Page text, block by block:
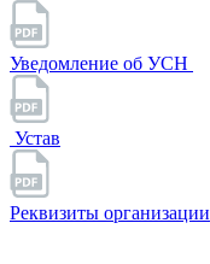
Уведомление об УСН
Устав
Реквизиты организации